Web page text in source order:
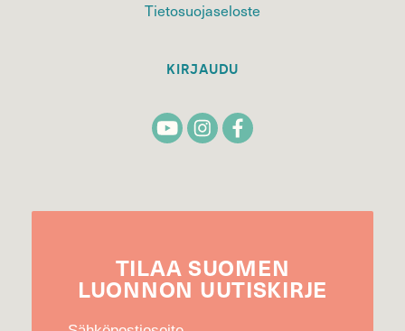
Tietosuojaseloste
KIRJAUDU
TILAA SUOMEN
LUONNON UUTIS­KIRJE